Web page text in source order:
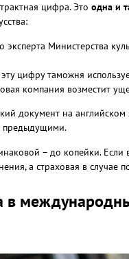
цифра. Это одна и
эксперта Министерства
цифру таможня
компания возместит
документ на
предыдущими.
– до копейки.
а страховая в случае
в